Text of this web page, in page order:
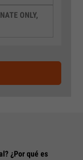
ONLY,
¿Por qué es